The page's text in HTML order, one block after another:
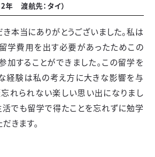
2年 渡航先：タイ）
本当にありがとうございました。私は
学費用を出す必要があったためこの
加することができました。この留学を
経験は私の考え方に大きな影響を与
忘れられない楽しい思い出になりまし
活でも留学で得たことを忘れずに勉学
きます。